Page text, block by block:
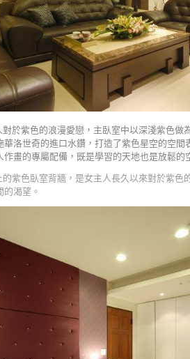
於紫色的浪漫愛戀，主臥室中以深淺紫色做
華洛世奇的進口水鑽，打造了紫色星空的空
作畫的專屬配備，既是學習的天地也是放鬆的
紫色臥室背牆，是女主人長久以來對於紫色
渴望。